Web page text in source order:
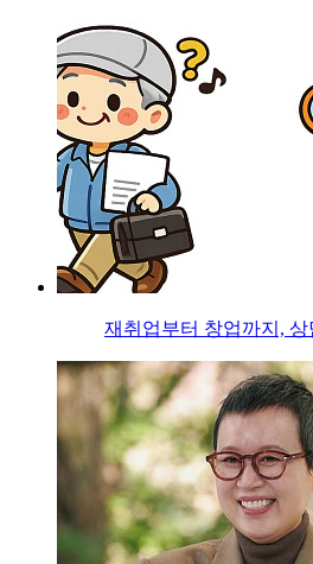
재취업부터 창업까지,